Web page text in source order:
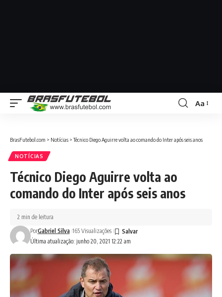
Aa
BrasFutebol.com > Notícias >Técnico Diego Aguirre volta ao comando do Inter após seis anos
NOTÍCIAS
Técnico Diego Aguirre volta ao
comando do Inter após seis anos
Última atualização: junho 20, 2021 12:22 am
PorGabriel Silva 165 Visualizações
2 min de leitura